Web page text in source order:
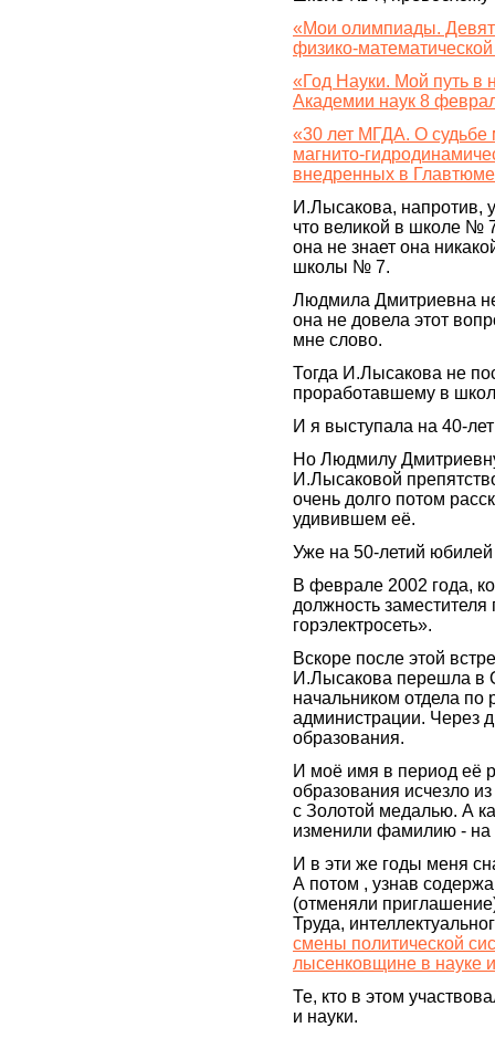
«Мои олимпиады.
физико-
«Год Науки. Мой путь в
Академии наук 8
«30 лет МГДА. О
магнито-
внедренных в
И.Лысакова, напротив,
что великой в школе №
она не знает она
школы № 7.
Людмила Дмитриевна
она не довела этот
мне слово.
Тогда И.Лысакова не
проработавшему в
И я выступала на 40-
Но Людмилу
И.Лысаковой
очень долго потом
удивившем её.
Уже на 50-летий
В феврале 2002 года,
должность
горэлектросеть».
Вскоре после этой
И.Лысакова перешла в
начальником отдела по
администрации. Через
образования.
И моё имя в период её
образования исчезло
с Золотой медалью. А
изменили фамилию - на
И в эти же годы меня
А потом , узнав
(отменяли
Труда,
смены политической
лысенковщине в науке
Те, кто в этом
и науки.